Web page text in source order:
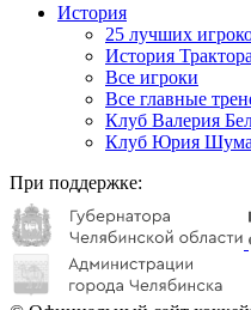
История
25 лучших
История Трактора
Все игроки
Все главные
Клуб Валерия
Клуб Юрия
При поддержке: